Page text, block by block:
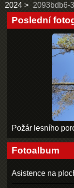
2024
2093bdb6-
Poslední
Požár lesního
Fotoalbum
Asistence na